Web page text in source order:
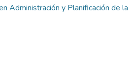
Administración y Planificación de la